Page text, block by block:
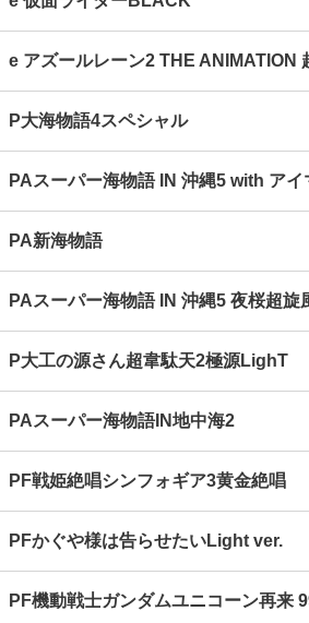
e アズールレーン2 THE ANIMATION
P大海物語4スペシャル
PAスーパー海物語 IN 沖縄5 with アイ
PA新海物語
PAスーパー海物語 IN 沖縄5 夜桜超旋
P大工の源さん超韋駄天2極源LighT
PAスーパー海物語IN地中海2
PF戦姫絶唱シンフォギア3黄金絶唱
PFかぐや様は告らせたいLight ver.
PF機動戦士ガンダムユニコーン再来